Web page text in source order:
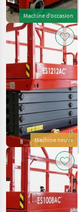
Machine d’occasion
Machine neuve